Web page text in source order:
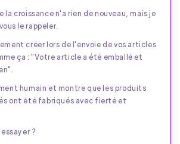
la croissance n'a rien de nouveau, mais je
le rappeler.
créer lors de l'envoie de vos articles
ça : "Votre article a été emballé et
humain et montre que les produits
ont été fabriqués avec fierté et
?